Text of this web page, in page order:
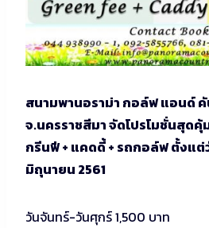
สนามพานอราม่า กอล์ฟ แอนด์
จ.นครราชสีมา จัดโปรโมชั่นสุด
กรีนฟี + แคดดี้ + รถกอล์ฟ ตั้งแ
มิถุนายน 2561
วันจันทร์-วันศุกร์ 1,500 บาท